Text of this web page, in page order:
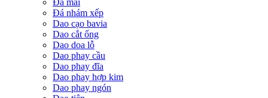
Đá mài
Đá nhám xếp
Dao cạo bavia
Dao cắt ống
Dao doa lỗ
Dao phay cầu
Dao phay đĩa
Dao phay hợp kim
Dao phay ngón